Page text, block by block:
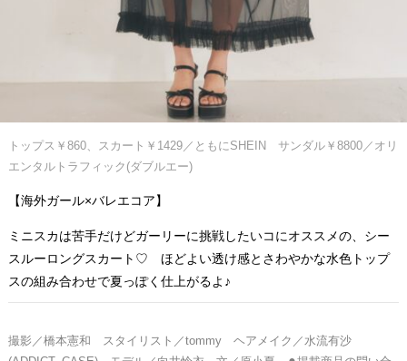
トップス￥860、スカート￥1429／ともにSHEIN サンダル￥8800／オリ
エンタルトラフィック(ダブルエー)
【海外ガール×バレエコア】
ミニスカは苦手だけどガーリーに挑戦したいコにオススメの、シー
スルーロングスカート♡ ほどよい透け感とさわやかな水色トップ
スの組み合わせで夏っぽく仕上がるよ♪
撮影／橋本憲和 スタイリスト／tommy ヘアメイク／水流有沙